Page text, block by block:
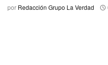
por Redacción Grupo La Verdad